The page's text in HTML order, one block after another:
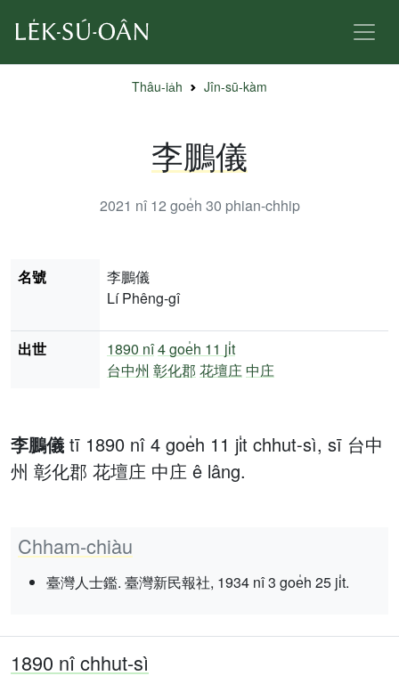
Thâu-ia̍h Jîn-sū-kàm
李鵬儀
2021 nî 12 goe̍h 30 phian-chhip
李鵬儀 tī 1890 nî 4 goe̍h 11 ji̍t chhut-sì, sī 台中
州 彰化郡 花壇庄 中庄 ê lâng.
Chham-chiàu
臺灣人士鑑. 臺灣新民報社, 1934 nî 3 goe̍h 25 ji̍t.
名號
李鵬儀
Lí Phêng-gî
出世 1890 nî4 goe̍h 11 ji̍t
台中州 彰化郡 花壇庄中庄
1890 nî chhut-sì